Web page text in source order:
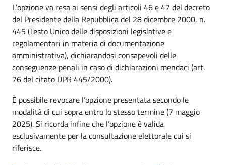
L’opzione va resa ai sensi degli articoli 46 e 47 del decreto
del Presidente della Repubblica del 28 dicembre 2000, n.
445 (Testo Unico delle disposizioni legislative e
regolamentari in materia di documentazione
amministrativa), dichiarandosi consapevoli delle
conseguenze penali in caso di dichiarazioni mendaci (art.
76 del citato DPR 445/2000).
È possibile revocare l’opzione presentata secondo le
modalità di cui sopra entro lo stesso termine (7 maggio
2025). Si ricorda infine che l’opzione è valida
esclusivamente per la consultazione elettorale cui si
riferisce.